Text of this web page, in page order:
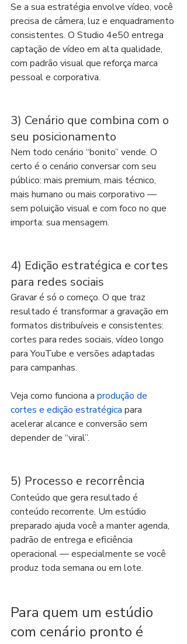
Se a sua estratégia envolve vídeo, você
precisa de câmera, luz e enquadramento
consistentes. O Studio 4e50 entrega
captação de vídeo em alta qualidade,
com padrão visual que reforça marca
pessoal e corporativa.
3) Cenário que combina com o
seu posicionamento
Nem todo cenário “bonito” vende. O
certo é o cenário conversar com seu
público: mais premium, mais técnico,
mais humano ou mais corporativo —
sem poluição visual e com foco no que
importa: sua mensagem.
4) Edição estratégica e cortes
para redes sociais
Gravar é só o começo. O que traz
resultado é transformar a gravação em
formatos distribuíveis e consistentes:
cortes para redes sociais, vídeo longo
para YouTube e versões adaptadas
para campanhas.
Veja como funciona a produção de
cortes e edição estratégica para
acelerar alcance e conversão sem
depender de “viral”.
5) Processo e recorrência
Conteúdo que gera resultado é
conteúdo recorrente. Um estúdio
preparado ajuda você a manter agenda,
padrão de entrega e eficiência
operacional — especialmente se você
produz toda semana ou em lote.
Para quem um estúdio
com cenário pronto é